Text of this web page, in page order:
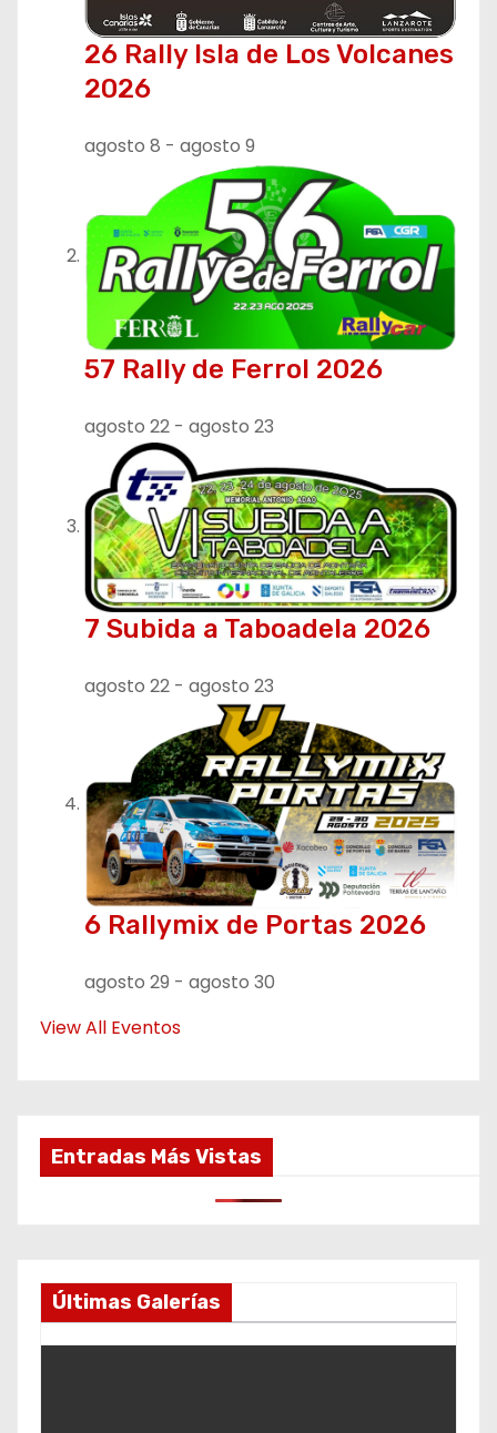
26 Rally Isla de Los Volcanes
2026
agosto 8 - agosto 9
57 Rally de Ferrol 2026
agosto 22 - agosto 23
7 Subida a Taboadela 2026
agosto 22 - agosto 23
6 Rallymix de Portas 2026
agosto 29 - agosto 30
View All Eventos
Entradas Más Vistas
Últimas Galerías